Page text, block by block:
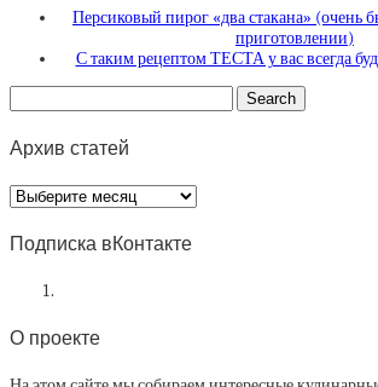
Персиковый пирог «два стакана» (очень
приготовлении)
С таким рецептом ТЕСТА у вас всегда
Архив статей
Архив
статей
Подписка вКонтакте
О проекте